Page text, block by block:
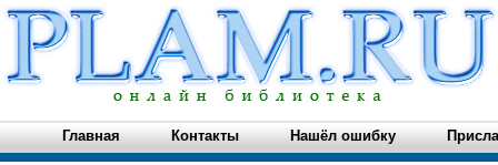
Главная Контакты Нашёл ошибку